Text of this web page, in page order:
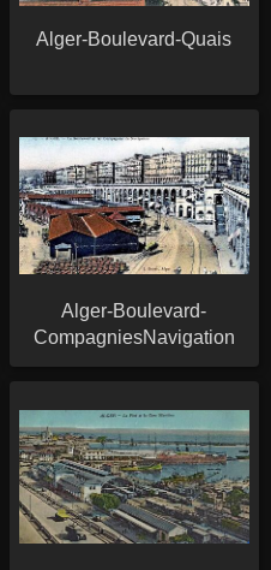
Alger-Boulevard-Quais
Alger-Boulevard-
CompagniesNavigation